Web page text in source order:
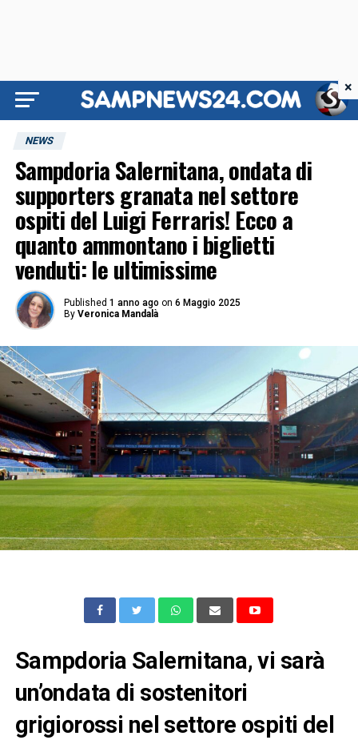
NEWS
Sampdoria Salernitana, ondata di
supporters granata nel settore
ospiti del Luigi Ferraris! Ecco a
quanto ammontano i biglietti
venduti: le ultimissime
Published 1 anno ago on 6 Maggio 2025
By Veronica Mandalà
Sampdoria Salernitana, vi sarà
un’ondata di sostenitori
grigiorossi nel settore ospiti del
×